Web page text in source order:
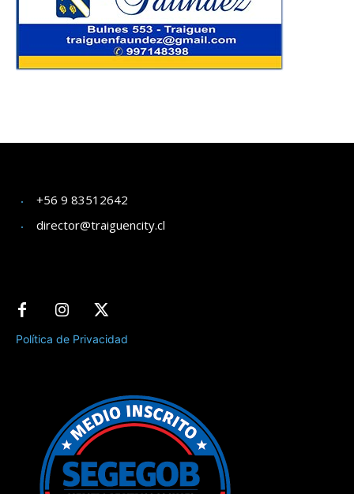
+56 9 83512642
director@traiguencity.cl
Política de Privacidad